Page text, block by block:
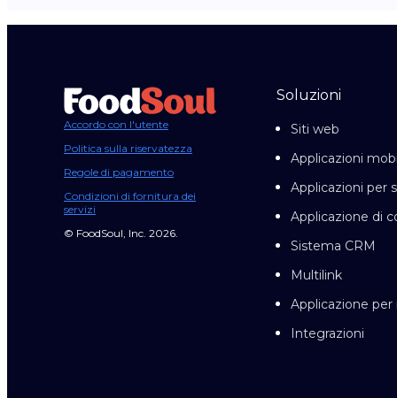
Accordo con l'utente
Politica sulla riservatezza
Regole di pagamento
Condizioni di fornitura dei
servizi
© FoodSoul, Inc. 2026.
Soluzioni
Siti web
Applicazioni
Applicazioni per
Applicazione di
Sistema CRM
Multilink
Applicazione per
Integrazioni